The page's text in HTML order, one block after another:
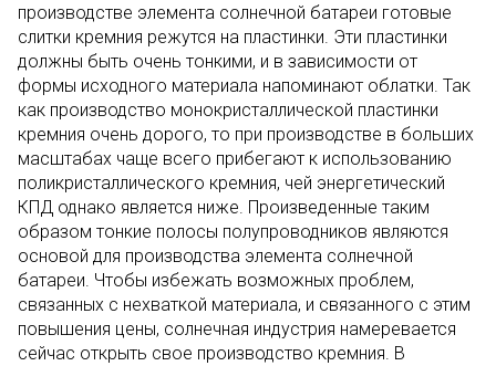
производстве элемента солнечной батареи готовые
слитки кремния режутся на пластинки. Эти пластинки
должны быть очень тонкими, и в зависимости от
формы исходного материала напоминают облатки. Так
как производство монокристаллической пластинки
кремния очень дорого, то при производстве в больших
масштабах чаще всего прибегают к использованию
поликристаллического кремния, чей энергетический
КПД однако является ниже. Произведенные таким
образом тонкие полосы полупроводников являются
основой для производства элемента солнечной
батареи. Чтобы избежать возможных проблем,
связанных с нехваткой материала, и связанного с этим
повышения цены, солнечная индустрия намеревается
сейчас открыть свое производство кремния. В